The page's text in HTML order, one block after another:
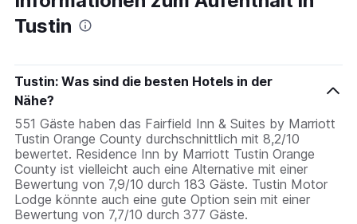
Tustin
Tustin: Was sind die besten Hotels in der
Nähe?
551 Gäste haben das Fairfield Inn & Suites by Marriott
Tustin Orange County durchschnittlich mit 8,2/10
bewertet. Residence Inn by Marriott Tustin Orange
County ist vielleicht auch eine Alternative mit einer
Bewertung von 7,9/10 durch 183 Gäste. Tustin Motor
Lodge könnte auch eine gute Option sein mit einer
Bewertung von 7,7/10 durch 377 Gäste.